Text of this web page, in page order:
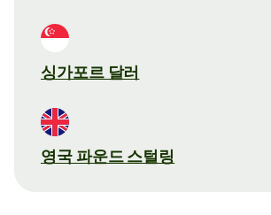
싱가포르 달러
영국 파운드 스털링